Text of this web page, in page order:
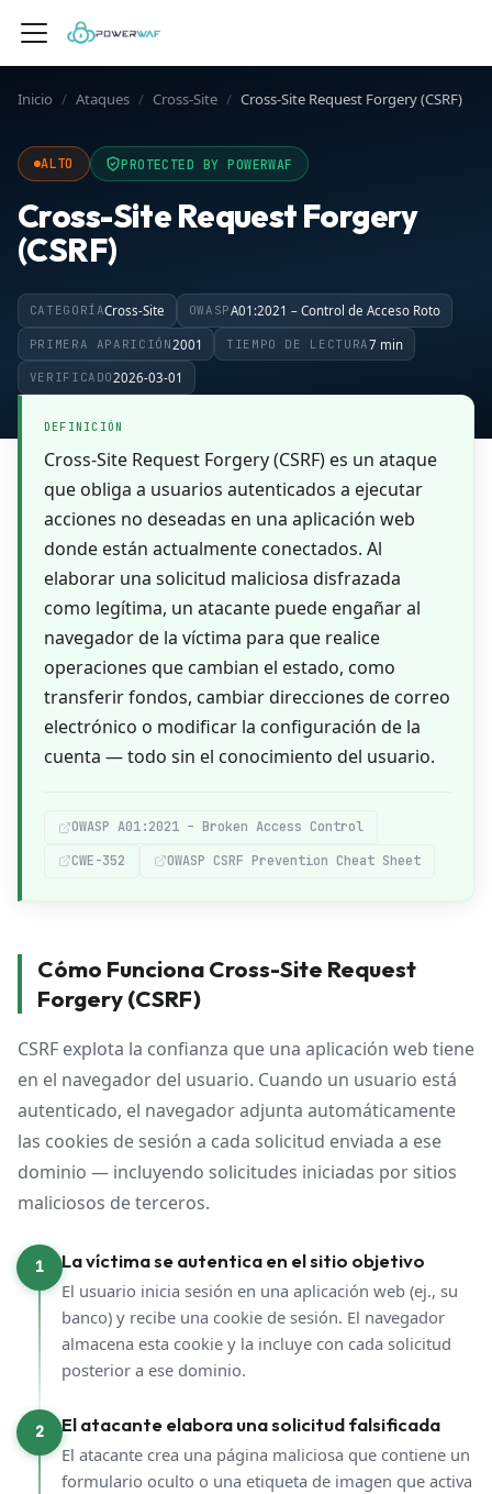
Inicio / Ataques / Cross-Site / Cross-Site Request Forgery (CSRF)
ALTO PROTECTED BY POWERWAF
Cross-Site Request Forgery
(CSRF)
CATEGORÍACross-Site OWASPA01:2021 – Control de Acceso Roto
PRIMERA APARICIÓN2001 TIEMPO DE LECTURA7 min
VERIFICADO2026-03-01
DEFINICIÓN
Cross-Site Request Forgery (CSRF) es un ataque
que obliga a usuarios autenticados a ejecutar
acciones no deseadas en una aplicación web
donde están actualmente conectados. Al
elaborar una solicitud maliciosa disfrazada
como legítima, un atacante puede engañar al
navegador de la víctima para que realice
operaciones que cambian el estado, como
transferir fondos, cambiar direcciones de correo
electrónico o modificar la configuración de la
cuenta — todo sin el conocimiento del usuario.
OWASP A01:2021 – Broken Access Control
CWE-352
OWASP CSRF Prevention Cheat Sheet
Cómo Funciona Cross-Site Request
Forgery (CSRF)
CSRF explota la confianza que una aplicación web tiene
en el navegador del usuario. Cuando un usuario está
autenticado, el navegador adjunta automáticamente
las cookies de sesión a cada solicitud enviada a ese
dominio — incluyendo solicitudes iniciadas por sitios
maliciosos de terceros.
1 La víctima se autentica en el sitio objetivo
El usuario inicia sesión en una aplicación web (ej., su
banco) y recibe una cookie de sesión. El navegador
almacena esta cookie y la incluye con cada solicitud
posterior a ese dominio.
2 El atacante elabora una solicitud falsificada
El atacante crea una página maliciosa que contiene un
formulario oculto o una etiqueta de imagen que activa